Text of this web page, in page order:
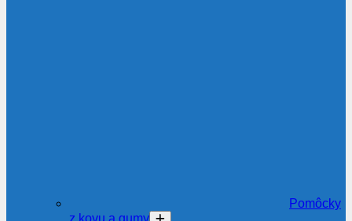
Pomôcky
z kovu a gumy